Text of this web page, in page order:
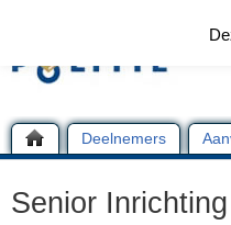
Deelnemers
Senior